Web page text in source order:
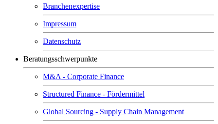
Branchenexpertise
Impressum
Datenschutz
Beratungsschwerpunkte
M&A - Corporate Finance
Structured Finance - Fördermittel
Global Sourcing - Supply Chain Management